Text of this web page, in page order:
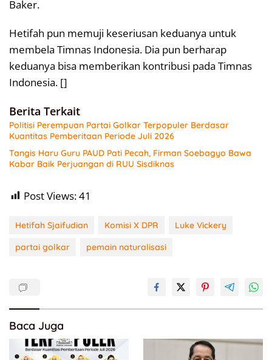
Baker.
Hetifah pun memuji keseriusan keduanya untuk
membela Timnas Indonesia. Dia pun berharap
keduanya bisa memberikan kontribusi pada Timnas
Indonesia. []
Berita Terkait
Politisi Perempuan Partai Golkar Terpopuler Berdasar
Kuantitas Pemberitaan Periode Juli 2026
Tangis Haru Guru PAUD Pati Pecah, Firman Soebagyo Bawa
Kabar Baik Perjuangan di RUU Sisdiknas
Post Views:41
Hetifah Sjaifudian Komisi X DPR
Luke Vickery
partai golkar
pemain naturalisasi
Baca Juga